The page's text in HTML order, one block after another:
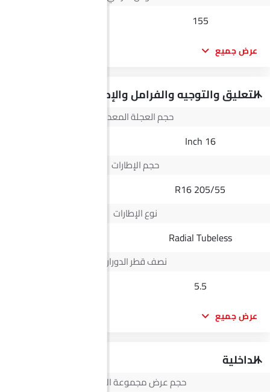
155
عرض جميع
التعليق والتوجيه والفرامل والإطارات
حجم العجلة المعدنية
16 Inch
حجم الإطارات
205/55 R16
نوع الإطارات
Radial Tubeless
نصف قطر الدوران
5.5
عرض جميع
الداخلية
حجم عرض مجموعة الأجهزة